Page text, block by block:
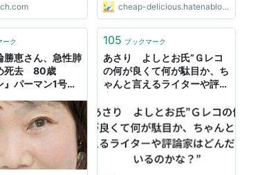
cheap-delicious.hatenablog.com
ーク
勝恵さん、急性肺
死去 80歳
』パーマン1号、
105 ブックマーク
あさり よしとお氏”Ｇレコ
の何が良くて何が駄目か、ち
ゃんと言えるライターや評論